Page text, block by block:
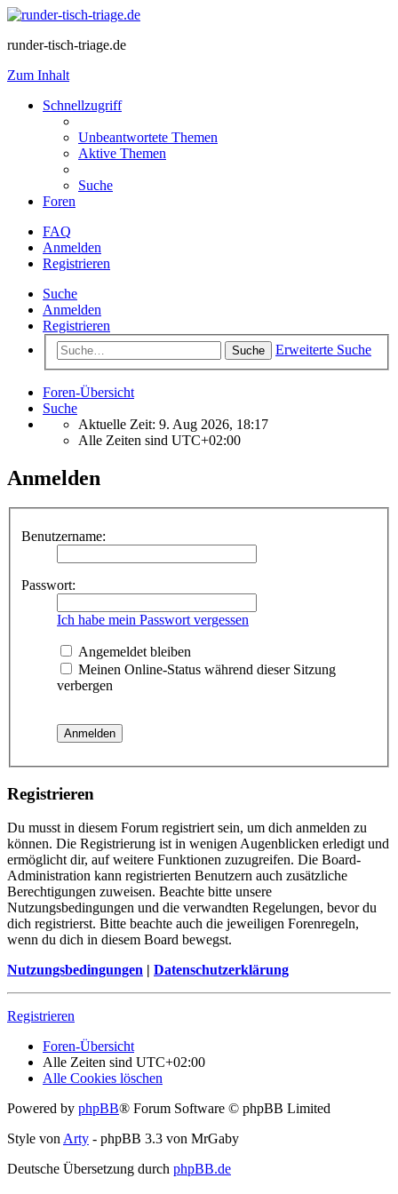
runder-tisch-triage.de
Zum Inhalt
Schnellzugriff
Unbeantwortete Themen
Aktive Themen
Suche
Foren
FAQ
Anmelden
Registrieren
Suche
Anmelden
Registrieren
Suche Erweiterte Suche
Foren-Übersicht
Suche
Aktuelle Zeit: 9. Aug 2026, 18:17
Alle Zeiten sind UTC+02:00
Anmelden
Benutzername:
Passwort:
Ich habe mein Passwort vergessen
Angemeldet bleiben
Meinen Online-Status während dieser Sitzung
verbergen
Registrieren
Du musst in diesem Forum registriert sein, um dich anmelden zu
können. Die Registrierung ist in wenigen Augenblicken erledigt und
ermöglicht dir, auf weitere Funktionen zuzugreifen. Die Board-
Administration kann registrierten Benutzern auch zusätzliche
Berechtigungen zuweisen. Beachte bitte unsere
Nutzungsbedingungen und die verwandten Regelungen, bevor du
dich registrierst. Bitte beachte auch die jeweiligen Forenregeln,
wenn du dich in diesem Board bewegst.
Nutzungsbedingungen | Datenschutzerklärung
Registrieren
Foren-Übersicht
Alle Zeiten sind UTC+02:00
Alle Cookies löschen
Powered by phpBB® Forum Software © phpBB Limited
Style vonArty - phpBB 3.3 von MrGaby
Deutsche Übersetzung durch phpBB.de